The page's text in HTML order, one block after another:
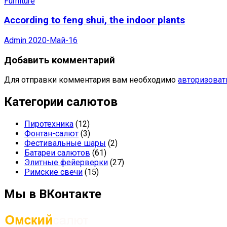
According to feng shui, the indoor plants
Admin 2020-Май-16
Добавить комментарий
Для отправки комментария вам необходимо
Категории салютов
Пиротехника (12)
Фонтан-салют (3)
Фестивальные шары (2)
Батареи салютов (61)
Элитные фейерверки (27)
Римские свечи (15)
Мы в ВКонтакте